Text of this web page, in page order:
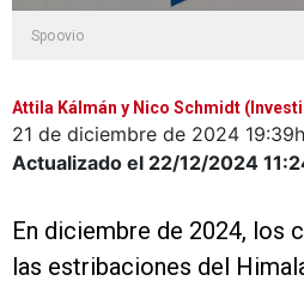
Spoovio
Attila Kálmán y Nico Schmidt
21 de diciembre de 2024 19:39h
Actualizado el 22/12/2024
En diciembre de 2024, los
las estribaciones del